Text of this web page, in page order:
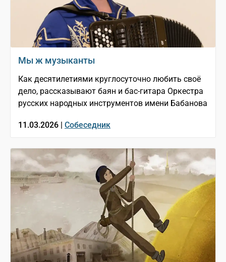
Мы ж музыканты
Как десятилетиями круглосуточно любить своё
дело, рассказывают баян и бас-гитара Оркестра
русских народных инструментов имени Бабанова
11.03.2026 | Собеседник